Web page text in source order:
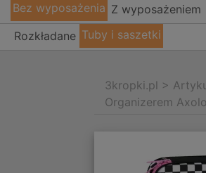
Bez wyposażenia Z wyposażeniem
Rozkładane Tuby i saszetki
3kropki.pl >
Organizerem